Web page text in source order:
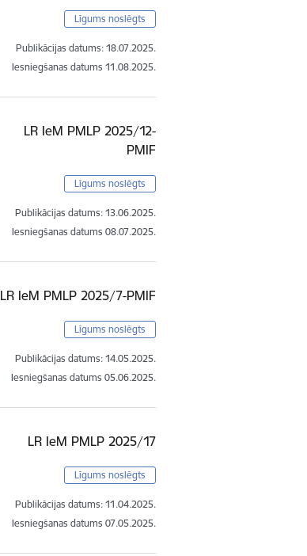
Līgums noslēgts
Publikācijas datums: 18.07.2025.
Iesniegšanas datums 11.08.2025.
LR IeM PMLP 2025/12-
PMIF
Līgums noslēgts
Publikācijas datums: 13.06.2025.
Iesniegšanas datums 08.07.2025.
LR IeM PMLP 2025/7-PMIF
Līgums noslēgts
Publikācijas datums: 14.05.2025.
Iesniegšanas datums 05.06.2025.
LR IeM PMLP 2025/17
Līgums noslēgts
Publikācijas datums: 11.04.2025.
Iesniegšanas datums 07.05.2025.